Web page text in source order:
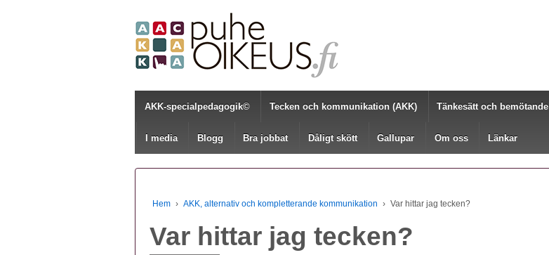
AKK-specialpedagogik© Tecken och kommunikation (AKK) Tänkesätt och bemötande
I media Blogg Bra jobbat Dåligt skött Gallupar Om oss Länkar
Hem › AKK, alternativ och kompletterande kommunikation › Var hittar jag tecken?
Var hittar jag tecken?